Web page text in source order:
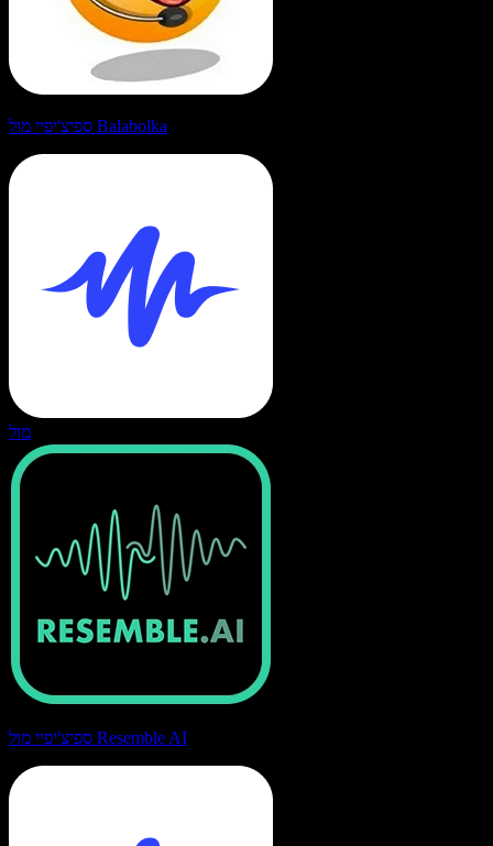
ספיצ'יפיי מול Balabolka
מול
ספיצ'יפיי מול Resemble AI